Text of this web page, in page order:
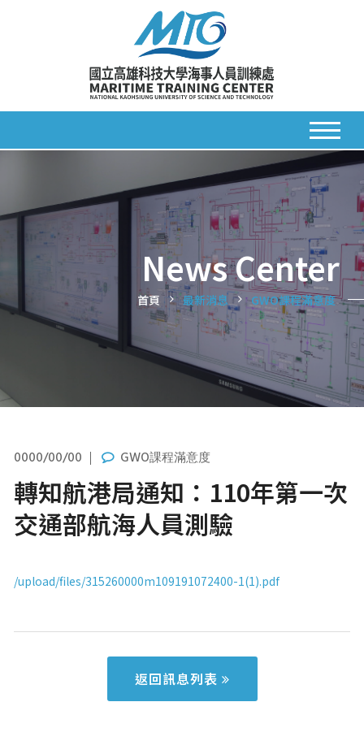
News Center
首頁 最新消息 GWO課程滿意度
0000/00/00 GWO課程滿意度
轉知航港局通知：110年第一次
交通部航海人員測驗
/upload/files/315260000m109191072400-1(1).pdf
返回訊息列表